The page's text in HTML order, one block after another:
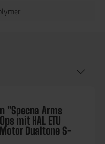
"Specna Arms
mit HAL ETU
Dualtone S-